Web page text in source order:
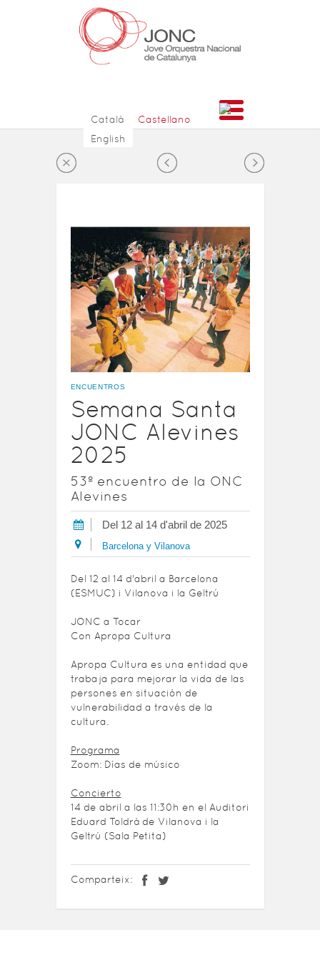
Català
Castellano
English
ENCUENTROS
Semana Santa
JONC Alevines
2025
53º encuentro de la ONC
Alevines
Del 12 al 14 d'abril de 2025
Barcelona y Vilanova
Del 12 al 14 d'abril a Barcelona
(ESMUC) i Vilanova i la Geltrú
JONC a Tocar
Con Apropa Cultura
Apropa Cultura es una entidad que
trabaja para mejorar la vida de las
persones en situación de
vulnerabilidad a través de la
cultura.
Programa
Zoom: Días de músico
Concierto
14 de abril a las 11:30h en el Auditori
Eduard Toldrà de Vilanova i la
Geltrú (Sala Petita)
Comparteix: